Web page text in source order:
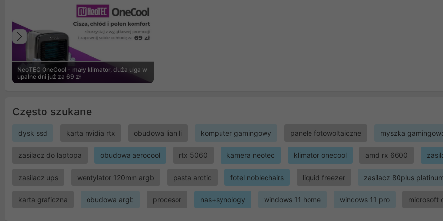
NeoTEC OneCool - mały klimator, duża ulga w
upalne dni już za 69 zł
Poprzedni
Często szukane
dysk ssd karta nvidia rtx obudowa lian li komputer gamingowy panele fotowoltaiczne myszka
zasilacz do laptopa obudowa aerocool rtx 5060 kamera neotec klimator onecool amd rx 6600
zasilacz ups wentylator 120mm argb pasta arctic fotel noblechairs liquid freezer zasilacz 80plus platinum
karta graficzna obudowa argb procesor nas+synology windows 11 home windows 11 pro microsoft